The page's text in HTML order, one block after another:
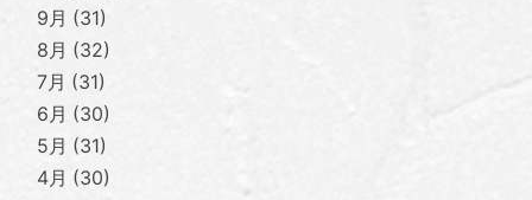
9月
31
8月
32
7月
31
6月
30
5月
31
4月
30